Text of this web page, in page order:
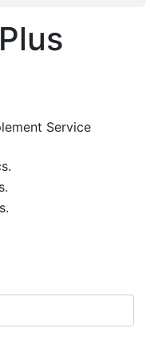
Service